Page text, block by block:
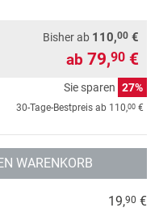
Bisher ab 110,00 €
ab 79,90 €
Sie sparen 27%
30-Tage-Bestpreis ab 110,00 €
WARENKORB
19,90 €